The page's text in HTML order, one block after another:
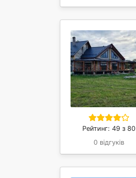
Рейтинг: 49 з 80
0 відгуків